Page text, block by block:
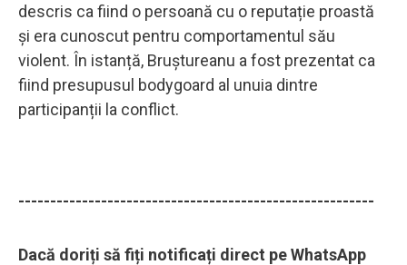
descris ca fiind o persoană cu o reputație proastă
și era cunoscut pentru comportamentul său
violent. În istanță, Bruștureanu a fost prezentat ca
fiind presupusul bodygoard al unuia dintre
participanții la conflict.
--------------------------------------------------------
Dacă doriți să fiți notificați direct pe WhatsApp